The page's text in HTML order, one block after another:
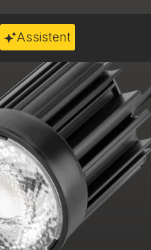
Assistent